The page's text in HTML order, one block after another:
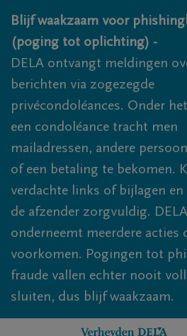
Overslaan en naar inhoud
Blijf waakzaam voor
(poging tot oplichting) -
DELA ontvangt meldingen
berichten via zogezegde
privécondoléances. Onder
een condoléance tracht men
mailadressen, andere
of een betaling te bekomen.
verdachte links of bijlagen
de afzender zorgvuldig. DELA
onderneemt meerdere acties
voorkomen. Pogingen tot
fraude vallen echter nooit
sluiten, dus blijf waakzaam.